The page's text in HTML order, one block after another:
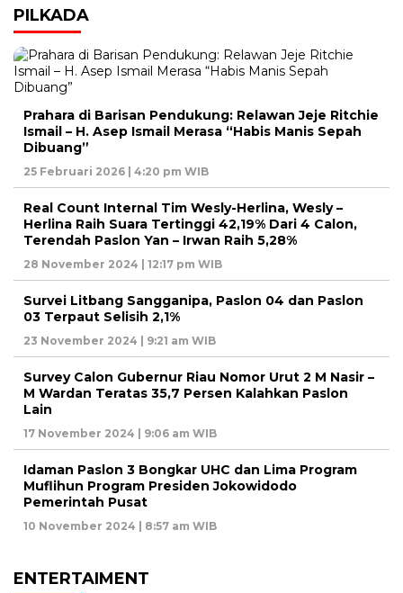
PILKADA
Prahara di Barisan Pendukung: Relawan Jeje Ritchie
Ismail – H. Asep Ismail Merasa “Habis Manis Sepah
Dibuang”
25 Februari 2026 | 4:20 pm WIB
Real Count Internal Tim Wesly-Herlina, Wesly –
Herlina Raih Suara Tertinggi 42,19% Dari 4 Calon,
Terendah Paslon Yan – Irwan Raih 5,28%
28 November 2024 | 12:17 pm WIB
Survei Litbang Sangganipa, Paslon 04 dan Paslon
03 Terpaut Selisih 2,1%
23 November 2024 | 9:21 am WIB
Survey Calon Gubernur Riau Nomor Urut 2 M Nasir –
M Wardan Teratas 35,7 Persen Kalahkan Paslon
Lain
17 November 2024 | 9:06 am WIB
Idaman Paslon 3 Bongkar UHC dan Lima Program
Muflihun Program Presiden Jokowidodo
Pemerintah Pusat
10 November 2024 | 8:57 am WIB
ENTERTAIMENT